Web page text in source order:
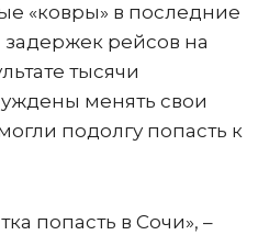
«ковры» в последние
рейсов на
тысячи
менять свои
подолгу попасть к
попасть в Сочи», –